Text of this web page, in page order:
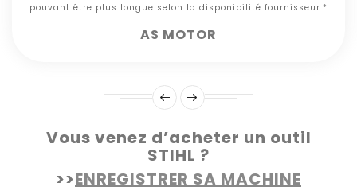
pouvant être plus longue selon la disponibilité fournisseur.*
AS MOTOR
Vous venez d’acheter un outil
STIHL ?
>>ENREGISTRER SA MACHINE